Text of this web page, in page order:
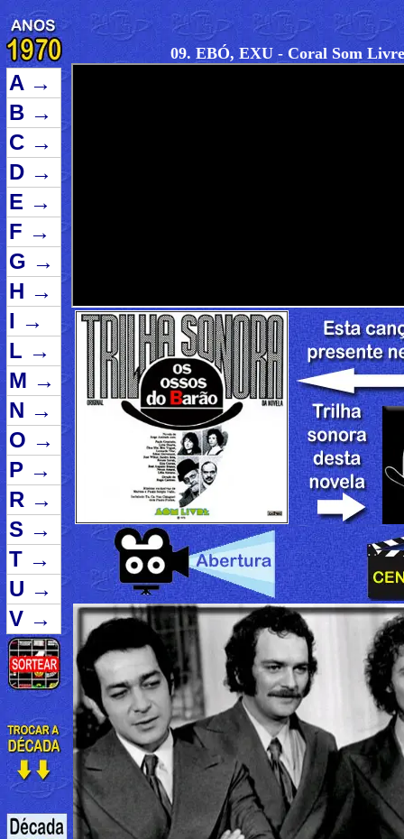
A →
B →
C →
D →
E →
F →
G →
H →
I →
L →
M →
N →
O →
P →
R →
S →
T →
U →
V →
09. EBÓ, EXU - Coral Som Livre